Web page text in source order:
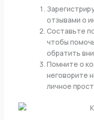
отзывами о
Составьте
чтобы
обратить
Помните о
неговорите
личное